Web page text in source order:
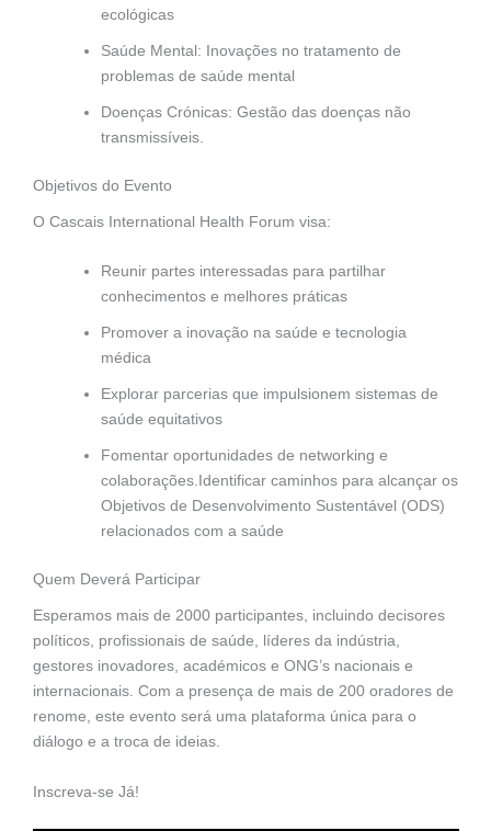
ecológicas
Saúde Mental: Inovações no tratamento de
problemas de saúde mental
Doenças Crónicas: Gestão das doenças não
transmissíveis.
Objetivos do Evento
O Cascais International Health Forum visa:
Reunir partes interessadas para partilhar
conhecimentos e melhores práticas
Promover a inovação na saúde e tecnologia
médica
Explorar parcerias que impulsionem sistemas de
saúde equitativos
Fomentar oportunidades de networking e
colaborações.Identificar caminhos para alcançar os
Objetivos de Desenvolvimento Sustentável (ODS)
relacionados com a saúde
Quem Deverá Participar
Esperamos mais de 2000 participantes, incluindo decisores
políticos, profissionais de saúde, líderes da indústria,
gestores inovadores, académicos e ONG’s nacionais e
internacionais. Com a presença de mais de 200 oradores de
renome, este evento será uma plataforma única para o
diálogo e a troca de ideias.
Inscreva-se Já!